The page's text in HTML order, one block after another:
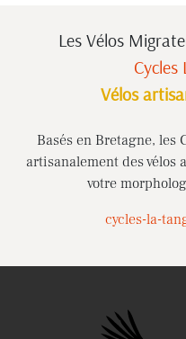
Les Vélos
Cycles
Vélos
Basés en Bretagne, les
artisanalement des vélos
votre
cycles-la-